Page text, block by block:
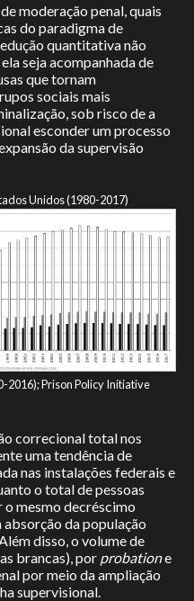
moderação penal, quais
do paradigma de
quantitativa não
seja acompanhada de
que tornam
sociais mais
sob risco de a
esconder um processo
da supervisão
Unidos (1980-2017)
2016); Prison Policy Initiative
correcional total nos
uma tendência de
nas instalações federais e
o total de pessoas
o mesmo decréscimo
absorção da população
disso, o volume de
brancas), por probatione
por meio da ampliação
supervisional.